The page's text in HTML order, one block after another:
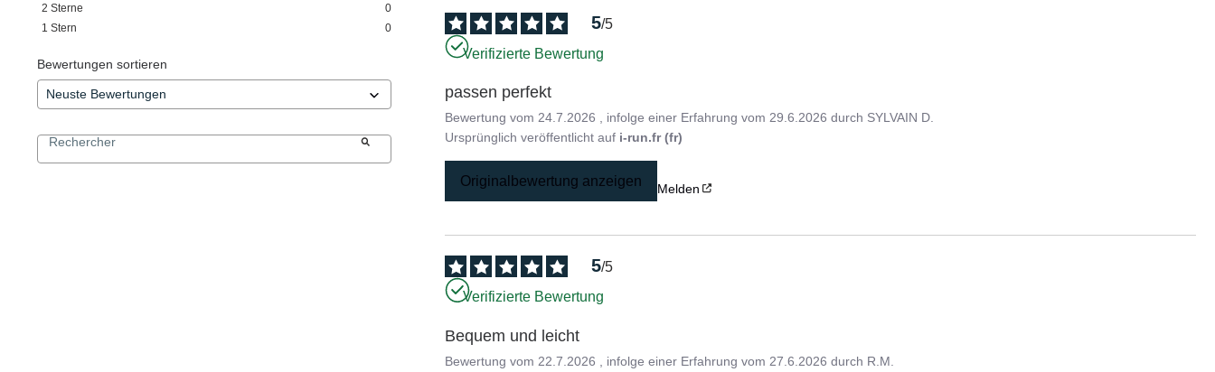
2 Sterne
0
1 Stern 0
Bewertungen sortieren
5/5
Verifizierte Bewertung
passen perfekt
Bewertung vom 24.7.2026 , infolge einer Erfahrung vom 29.6.2026 durch SYLVAIN D.
Ursprünglich veröffentlicht auf i-run.fr (fr)
Originalbewertung anzeigen Melden
5/5
Verifizierte Bewertung
Bequem und leicht
Bewertung vom 22.7.2026 , infolge einer Erfahrung vom 27.6.2026 durch R.M.